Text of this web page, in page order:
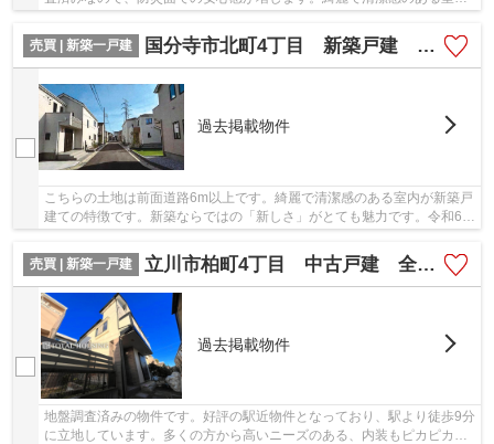
売買 | 新築一戸建
国分寺市北町4丁目 新築戸建 全8棟
過去掲載物件
こちらの土地は前面道路6m以上です。綺麗で清潔感のある室内が新築戸
建ての特徴です。新築ならではの「新しさ」がとても魅力です。令和6年
売買 | 新築一戸建
立川市柏町4丁目 中古戸建 全1棟
過去掲載物件
地盤調査済みの物件です。好評の駅近物件となっており、駅より徒歩9分
に立地しています。多くの方から高いニーズのある、内装もピカピカの